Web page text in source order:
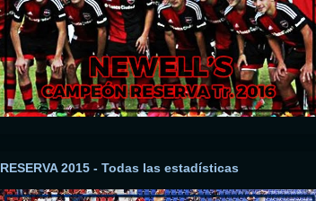
RESERVA 2015 - Todas las estadísticas